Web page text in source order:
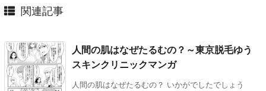
関連記事
人間の肌はなぜたるむの？～東京脱毛ゆう
スキンクリニックマンガ
人間の肌はなぜたるむの？ いかがでしたでしょう